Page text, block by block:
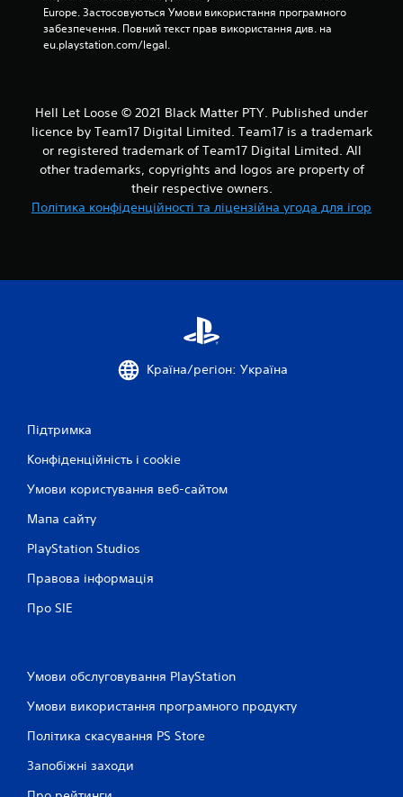
1
ц
і
н
Europe. Застосовуються Умови використання програмного
забезпечення. Повний текст прав використання див. на
eu.playstation.com/legal.
Hell Let Loose © 2021 Black Matter PTY. Published under
licence by Team17 Digital Limited. Team17 is a trademark
or registered trademark of Team17 Digital Limited. All
other trademarks, copyrights and logos are property of
their respective owners.
Політика конфіденційності та ліцензійна угода для ігор
Країна/регіон: Україна
Підтримка
Конфіденційність і cookie
Умови користування веб-сайтом
Мапа сайту
PlayStation Studios
Правова інформація
Про SIE
Умови обслуговування PlayStation
Умови використання програмного продукту
Політика скасування PS Store
Запобіжні заходи